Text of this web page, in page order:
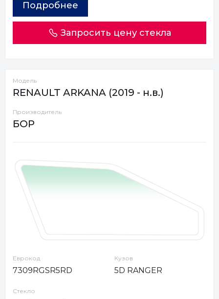
Подробнее
Запросить цену стекла
Модель
RENAULT ARKANA (2019 - н.в.)
Производитель
БОР
Еврокод
7309RGSR5RD
Кузов
5D RANGER
Стекло